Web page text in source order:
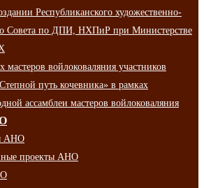
Республиканского художественно-
Совета по ДПИ, НХПиР при Министерстве
мастеров войлоковаляния участников
путь кочевника» в рамках
ассамблеи мастеров войлоковаляния
АНО
проекты АНО